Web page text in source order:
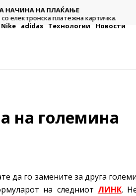
НАЧИНА НА ПЛАЌАЊЕ
електронска платежна картичка.
Nike adidas Технологии Новости
на големина
да го замените за друга
на следниот ЛИНК.